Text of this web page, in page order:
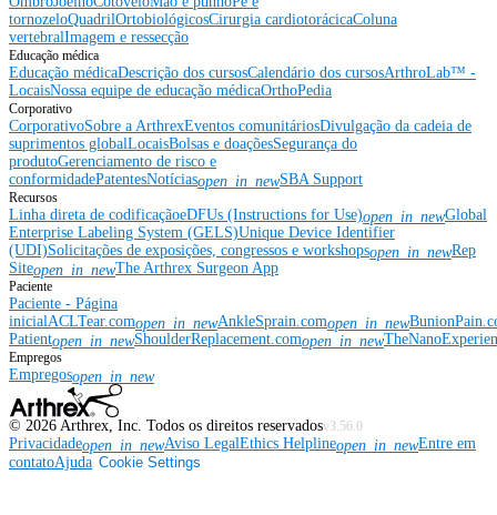
tornozeloQuadrilOrtobiológicosCirurgia cardiotorácicaColuna
vertebralImagem e ressecção
Educação médica
Educação médicaDescrição dos cursosCalendário dos cursosArthroLab™ -
LocaisNossa equipe de educação médicaOrthoPedia
Corporativo
CorporativoSobre a ArthrexEventos comunitáriosDivulgação da cadeia de
suprimentos globalLocaisBolsas e doaçõesSegurança do
produtoGerenciamento de risco e
conformidadePatentesNotíciasopen_in_newSBA Support
Recursos
Linha direta de codificaçãoeDFUs (Instructions for Use)open_in_newGlobal
Enterprise Labeling System (GELS)Unique Device Identifier
(UDI)Solicitações de exposições, congressos e workshopsopen_in_newRep
Siteopen_in_newThe Arthrex Surgeon App
Paciente
Paciente - Página
inicialACLTear.comopen_in_newAnkleSprain.comopen_in_new
Patientopen_in_newShoulderReplacement.comopen_in_new
Empregos
Empregosopen_in_new
© 2026 Arthrex, Inc. Todos os direitos reservadosv3.56.0
Privacidadeopen_in_newAviso LegalEthics Helplineopen_in_newEntre em
contatoAjuda Cookie Settings